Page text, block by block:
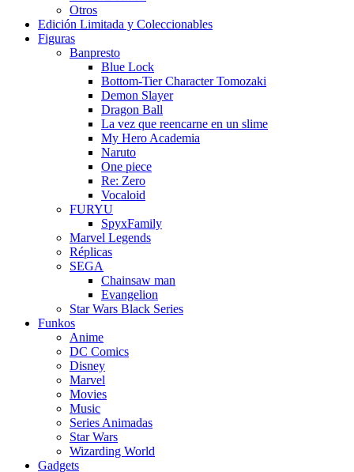
Otros
Edición Limitada y Coleccionables
Figuras
Banpresto
Blue Lock
Bottom-Tier Character Tomozaki
Demon Slayer
Dragon Ball
La vez que reencarne en un slime
My Hero Academia
Naruto
One piece
Re: Zero
Vocaloid
FURYU
SpyxFamily
Marvel Legends
Réplicas
SEGA
Chainsaw man
Evangelion
Star Wars Black Series
Funkos
Anime
DC Comics
Disney
Marvel
Movies
Music
Series Animadas
Star Wars
Wizarding World
Gadgets